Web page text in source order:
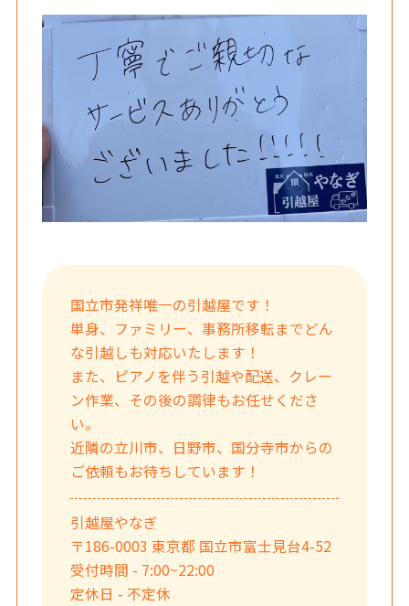
国立市発祥唯一の引越屋です！
単身、ファミリー、事務所移転までどん
な引越しも対応いたします！
また、ピアノを伴う引越や配送、クレー
ン作業、その後の調律もお任せくださ
い。
近隣の立川市、日野市、国分寺市からの
ご依頼もお待ちしています！
引越屋やなぎ
〒186-0003 東京都 国立市富士見台4-52
受付時間 - 7:00~22:00
定休日 - 不定休